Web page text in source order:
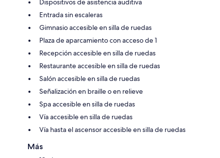
Dispositivos de asistencia auditiva
Entrada sin escaleras
Gimnasio accesible en silla de ruedas
Plaza de aparcamiento con acceso de 1
Recepción accesible en silla de ruedas
Restaurante accesible en silla de ruedas
Salón accesible en silla de ruedas
Señalización en braille o en relieve
Spa accesible en silla de ruedas
Vía accesible en silla de ruedas
Vía hasta el ascensor accesible en silla de ruedas
Más